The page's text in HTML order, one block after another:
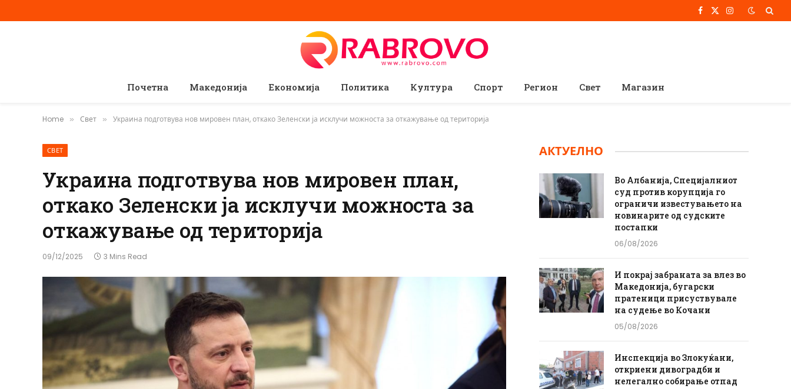
Facebook
X
Instagram
Почетна Македонија Економија Политика Култура Спорт Регион Свет Магазин
Home » Свет » Украина подготвува нов мировен план, откако Зеленски ја исклучи можноста за откажување од територија
СВЕТ
Украина подготвува нов мировен план,
откако Зеленски ја исклучи можноста за
откажување од територија
09/12/2025 3 Mins Read
АКТУЕЛНО
Во Албанија, Специјалниот
суд против корупција го
ограничи известувањето на
новинарите од судските
постапки
06/08/2026
И покрај забраната за влез во
Македонија, бугарски
пратеници присуствувале
на судење во Кочани
05/08/2026
Инспекција во Злокуќани,
откриени дивоградби и
нелегално собирање отпад